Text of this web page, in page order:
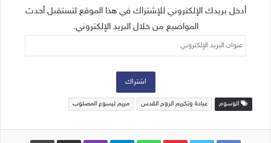
أدخل بريدك الإلكتروني للإشتراك في هذا الموقع لتستقبل أحدث
المواضيع من خلال البريد الإلكتروني.
عنوان
البريد
اشتراك
الوسوم عبادة وتكريم الروح القدس مريم ليسوع المصلوب
Pinterest
WhatsApp
Telegram
Viber مشاركة عبر البريد طباعة